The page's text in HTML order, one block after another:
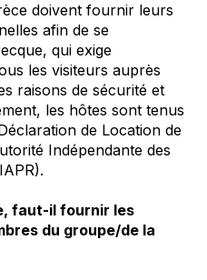
doivent fournir leurs
afin de se
qui exige
les visiteurs auprès
raisons de sécurité et
les hôtes sont tenus
de Location de
Indépendante des
faut-il fournir les
du groupe/de la